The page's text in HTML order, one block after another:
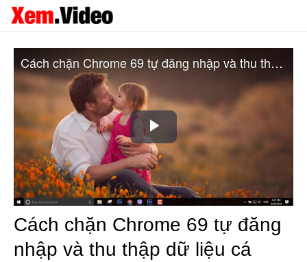
Play
Video
Cách chặn Chrome 69 tự đăng nhập và thu thập dữ liệu cá nhân
Cách chặn Chrome 69 tự đăng
nhập và thu thập dữ liệu cá